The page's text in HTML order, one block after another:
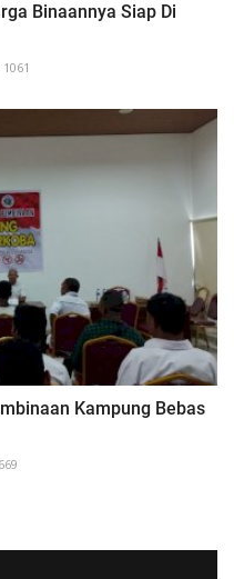
Binaannya Siap Di
1061
Kampung Bebas
669